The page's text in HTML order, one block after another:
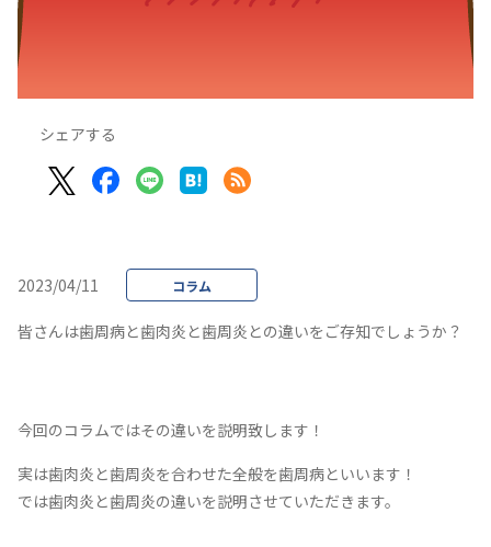
シェアする
2023/04/11 コラム
皆さんは歯周病と歯肉炎と歯周炎との違いをご存知でしょうか？
今回のコラムではその違いを説明致します！
実は歯肉炎と歯周炎を合わせた全般を歯周病といいます！
では歯肉炎と歯周炎の違いを説明させていただきます。